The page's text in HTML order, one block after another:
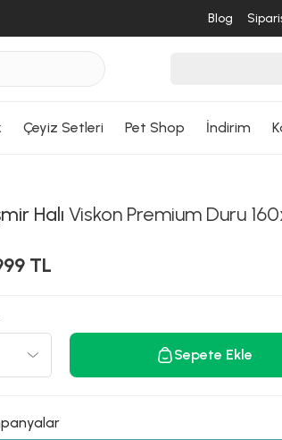
Blog
Çeyiz Setleri Pet Shop İndirim
Halı Viskon Premium Duru
TL
Sepete Ekle